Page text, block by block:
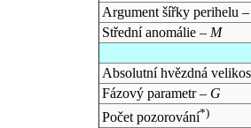
Argument šířky perihelu
Střední anomálie – M
Absolutní hvězdná
Fázový parametr – G
Počet pozorování*)